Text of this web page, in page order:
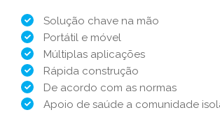
Solução chave na mão
Portátil e móvel
Múltiplas aplicações
Rápida construção
De acordo com as normas
Apoio de saúde a comunidade